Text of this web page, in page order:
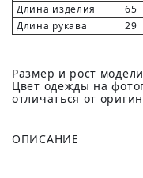
Длина изделия
65
Длина рукава
29
Размер и рост
Цвет одежды на
отличаться от
ОПИСАНИЕ